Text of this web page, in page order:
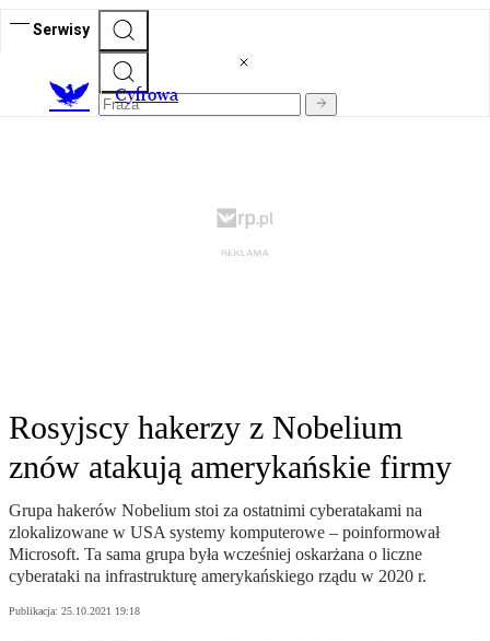
Serwisy
Cyfrowa
Rosyjscy hakerzy z Nobelium
znów atakują amerykańskie firmy
Grupa hakerów Nobelium stoi za ostatnimi cyberatakami na
zlokalizowane w USA systemy komputerowe – poinformował
Microsoft. Ta sama grupa była wcześniej oskarżana o liczne
cyberataki na infrastrukturę amerykańskiego rządu w 2020 r.
Publikacja: 25.10.2021 19:18